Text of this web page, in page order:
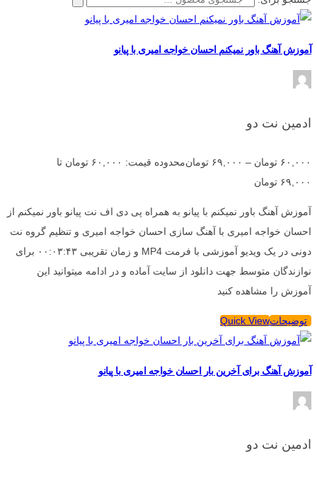
آموزش آهنگ باور نمیکنم احسان خواجه امیری با پیانو
ادمین نت دو
۶۰,۰۰۰ تومان – ۶۹,۰۰۰ تومان
محدوده قیمت: ۶۰,۰۰۰ تومان تا
۶۹,۰۰۰ تومان
آموزش آهنگ باور نمیکنم با پیانو به همراه پی دی اف نت پیانو باور نمیکنم از
احسان خواجه امیری با آهنگ سازی احسان خواجه امیری و تنظیم گروه نت
دونی در یک ویدیو آموزشی با فرمت MP4 و زمان تقریبی ۰۰:۰۳:۴۳ برای
نوازندگان متوسط جهت دانلود از سایت آماده و در ادامه میتوانید این
آموزش را مشاهده کنید
توضیحاتQuick View
آموزش آهنگ برای آخرین بار احسان خواجه امیری با پیانو
ادمین نت دو